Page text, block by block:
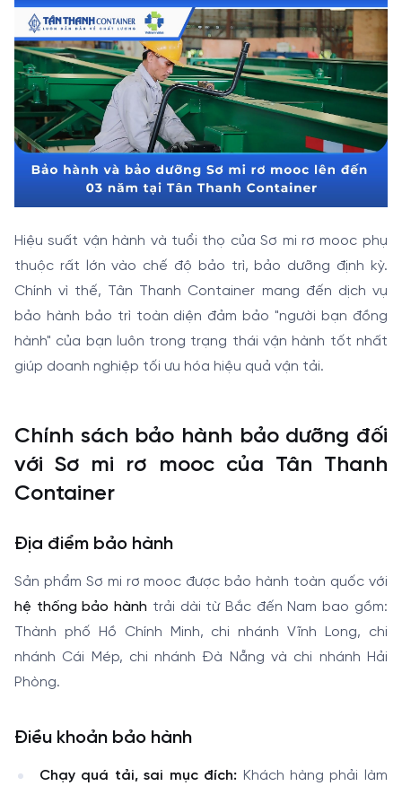
Hiệu suất vận hành và tuổi thọ của Sơ mi rơ mooc phụ
thuộc rất lớn vào chế độ bảo trì, bảo dưỡng định kỳ.
Chính vì thế, Tân Thanh Container mang đến dịch vụ
bảo hành bảo trì toàn diện đảm bảo "người bạn đồng
hành" của bạn luôn trong trạng thái vận hành tốt nhất
giúp doanh nghiệp tối ưu hóa hiệu quả vận tải.
Chính sách bảo hành bảo dưỡng đối
với Sơ mi rơ mooc của Tân Thanh
Container
Địa điểm bảo hành
Sản phẩm Sơ mi rơ mooc được bảo hành toàn quốc với
hệ thống bảo hành trải dài từ Bắc đến Nam bao gồm:
Thành phố Hồ Chính Minh, chi nhánh Vĩnh Long, chi
nhánh Cái Mép, chi nhánh Đà Nẵng và chi nhánh Hải
Phòng.
Điều khoản bảo hành
Chạy quá tải, sai mục đích: Khách hàng phải làm